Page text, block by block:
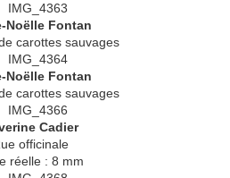
Noëlle Fontan
carottes sauvages
Noëlle Fontan
carottes sauvages
Cadier
officinale
réelle : 8 mm